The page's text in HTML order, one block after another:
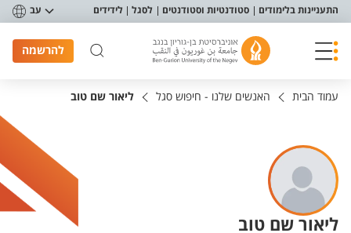
תפריט נגישות
התעניינות בלימודים סטודנטיות וסטודנטים לסגל לידידים עב
להרשמה
עמוד הבית האנשים שלנו - חיפוש סגל ליאור שם טוב
ליאור שם טוב